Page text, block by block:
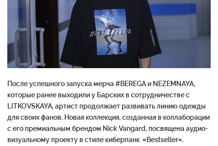
После успешного запуска мерча #BEREGA и NEZEMNAYA,
которые ранее выходили у Барских в сотрудничестве с
LITKOVSKAYA, артист продолжает развивать линию одежды
для своих фанов. Новая коллекция, созданная в коллаборации
с его премиальным брендом Nick Vangard, посвящена аудио-
визуальному проекту в стиле киберпанк «Bestseller».